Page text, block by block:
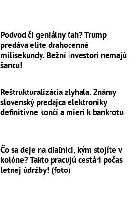
Podvod či geniálny ťah? Trump
predáva elite drahocenné
milisekundy. Bežní investori nemajú
šancu!
Reštrukturalizácia zlyhala. Známy
slovenský predajca elektroniky
definitívne končí a mieri k bankrotu
Čo sa deje na diaľnici, kým stojíte v
kolóne? Takto pracujú cestári počas
letnej údržby! (foto)